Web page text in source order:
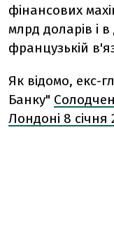
фінансових
млрд доларів і
французькій
Як відомо, екс-
Банку"
Лондоні 8 січня